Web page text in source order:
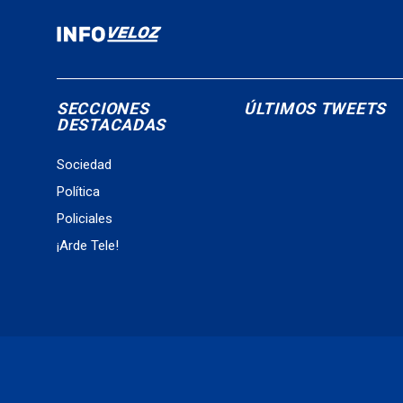
SECCIONES
DESTACADAS
Sociedad
Política
Policiales
¡Arde Tele!
ÚLTIMOS TWEETS